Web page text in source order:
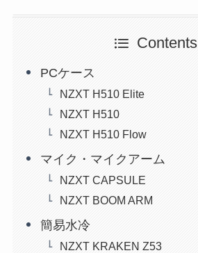
Contents
PCケース
NZXT H510 Elite
NZXT H510
NZXT H510 Flow
マイク・マイクアーム
NZXT CAPSULE
NZXT BOOM ARM
簡易水冷
NZXT KRAKEN Z53